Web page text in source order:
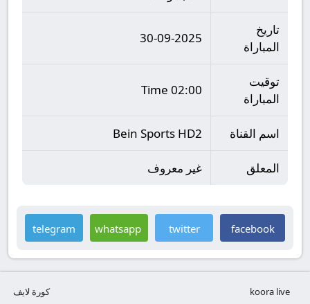
تاريخ
المباراة
30-09-2025
توقيت
المباراة
02:00 Time
اسم القناة Bein Sports HD2
المعلق غير معروف
facebook
twitter
whatsapp
telegram
كورة لايف koora live